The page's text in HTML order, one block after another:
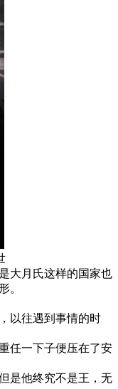
大月氏这样的国家也
。
以往遇到事情的时
任一下子便压在了安
是他终究不是王，无